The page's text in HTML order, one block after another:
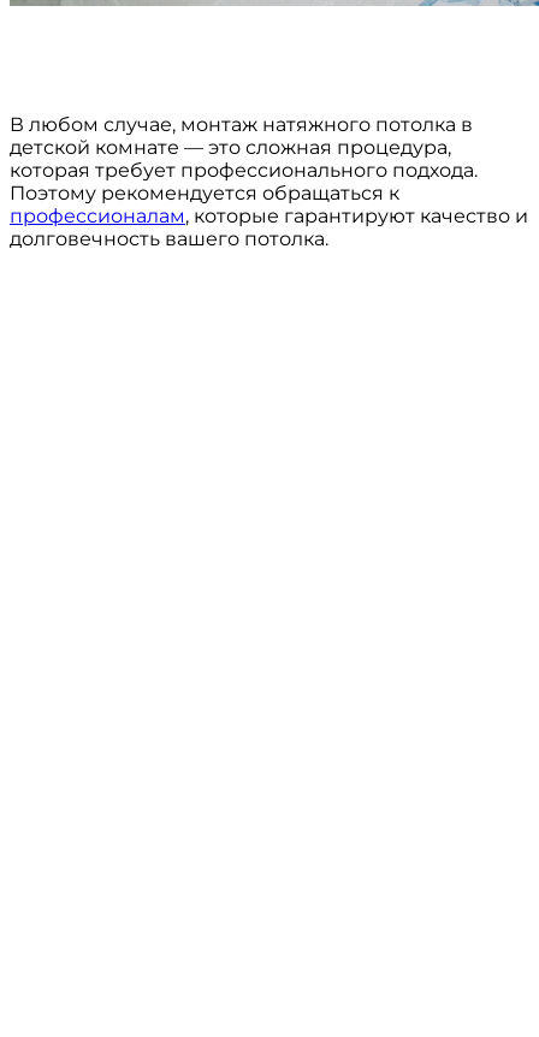
В любом случае, монтаж натяжного потолка в
детской комнате — это сложная процедура,
которая требует профессионального подхода.
Поэтому рекомендуется обращаться к
профессионалам, которые гарантируют качество и
долговечность вашего потолка.